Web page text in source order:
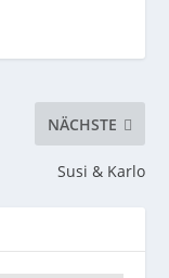
NÄCHSTE
Susi & Karlo